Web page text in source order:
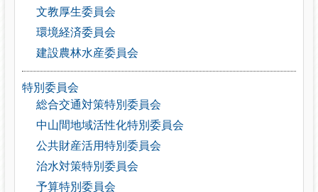
文教厚生委員会
環境経済委員会
建設農林水産委員会
特別委員会
総合交通対策特別委員会
中山間地域活性化特別委員会
公共財産活用特別委員会
治水対策特別委員会
予算特別委員会